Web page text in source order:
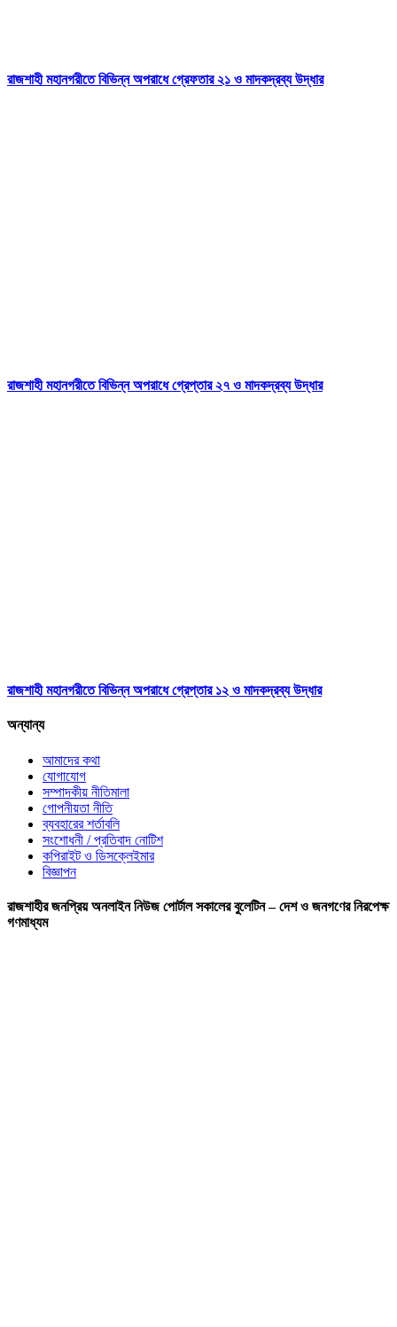
রাজশাহী মহানগরীতে বিভিন্ন অপরাধে গ্রেফতার ২১ ও মাদকদ্রব্য উদ্ধার
রাজশাহী মহানগরীতে বিভিন্ন অপরাধে গ্রেপ্তার ২৭ ও মাদকদ্রব্য উদ্ধার
রাজশাহী মহানগরীতে বিভিন্ন অপরাধে গ্রেপ্তার ১২ ও মাদকদ্রব্য উদ্ধার
অন্যান্য
আমাদের কথা
যোগাযোগ
সম্পাদকীয় নীতিমালা
গোপনীয়তা নীতি
ব্যবহারের শর্তাবলি
সংশোধনী / প্রতিবাদ নোটিশ
কপিরাইট ও ডিসক্লেইমার
বিজ্ঞাপন
রাজশাহীর জনপ্রিয় অনলাইন নিউজ পোর্টাল সকালের বুলেটিন – দেশ ও জনগণের নিরপেক্ষ
গণমাধ্যম